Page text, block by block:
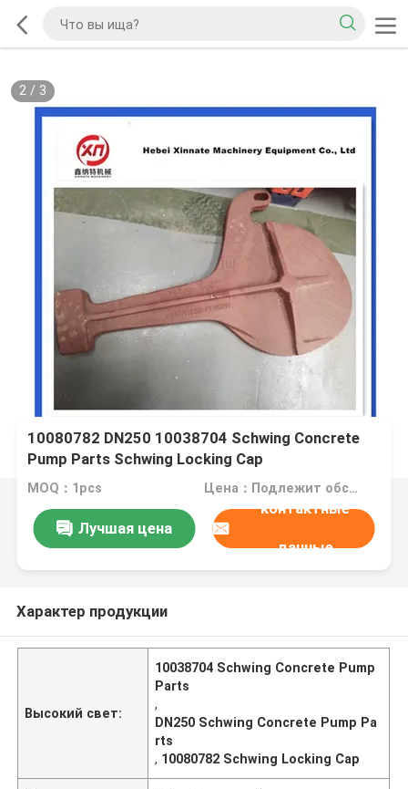
2/ 3
10080782 DN250 10038704 Schwing Concrete
Pump Parts Schwing Locking Cap
MOQ：1pcs Цена：Подлежит обсуждению
Лучшая цена
контактные
данные
Характер продукции
Высокий свет:
10038704 Schwing Concrete Pump
Parts
,
DN250 Schwing Concrete Pump Pa
rts
, 10080782 Schwing Locking Cap